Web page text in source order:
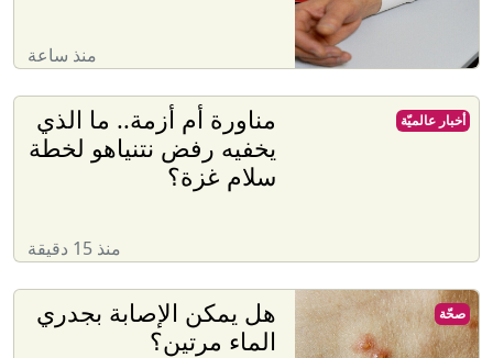
منذ ساعة
مناورة أم أزمة.. ما الذي
يخفيه رفض نتنياهو لخطة
سلام غزة؟
منذ 15 دقيقة
أخبار عالميّة
هل يمكن الإصابة بجدري
الماء مرتين؟
صحّة